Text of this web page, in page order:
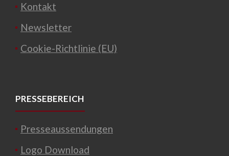
Kontakt
Newsletter
Cookie-Richtlinie (EU)
PRESSEBEREICH
Presseaussendungen
Logo Download